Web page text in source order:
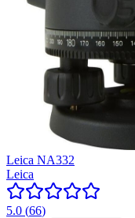
Leica NA332
Leica
5.0 (66)